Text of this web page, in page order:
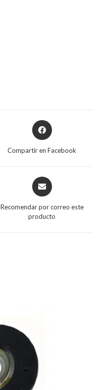
Compartir en Facebook
Recomendar por correo este
producto